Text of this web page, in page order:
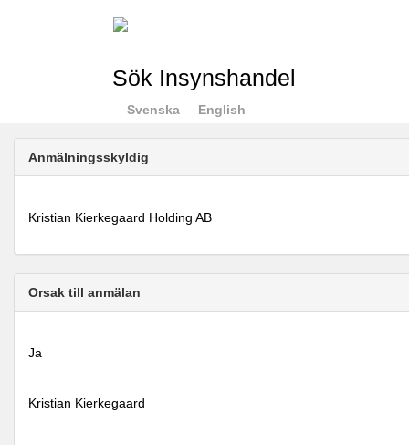
Sök Insynshandel
Svenska English
Anmälningsskyldig
Kristian Kierkegaard Holding AB
Orsak till anmälan
Ja
Kristian Kierkegaard